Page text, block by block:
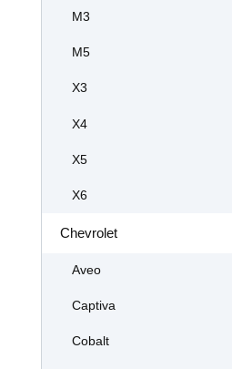
M3
M5
X3
X4
X5
X6
Chevrolet
Aveo
Captiva
Cobalt